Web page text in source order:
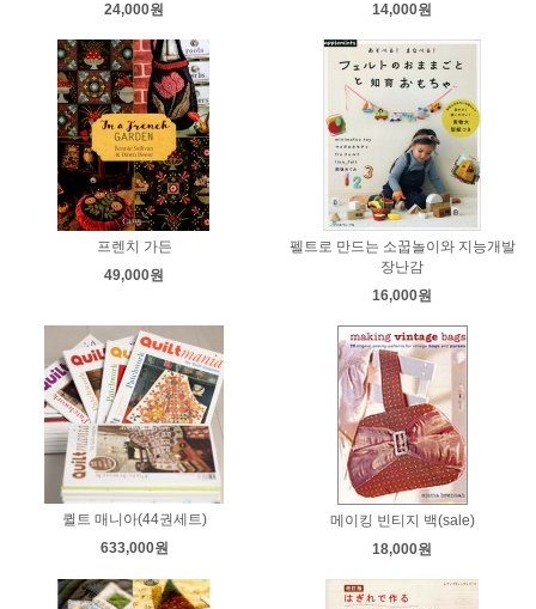
24,000원
14,000원
프렌치 가든
49,000원
펠트로 만드는 소꿉놀이와 지능개발
장난감
16,000원
퀼트 매니아(44권세트)
633,000원
메이킹 빈티지 백(sale)
18,000원